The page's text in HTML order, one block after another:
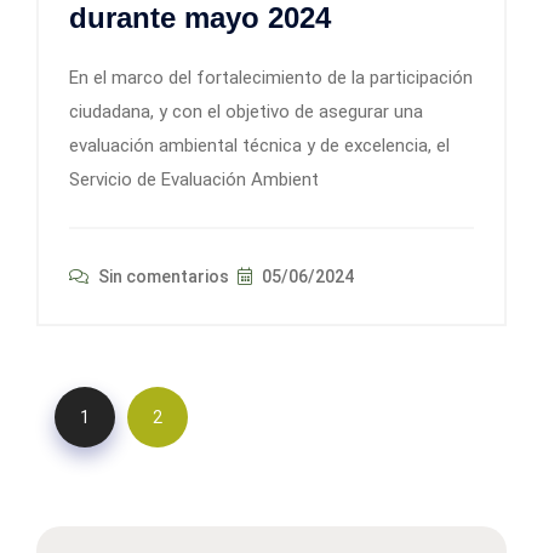
durante mayo 2024
En el marco del fortalecimiento de la participación
ciudadana, y con el objetivo de asegurar una
evaluación ambiental técnica y de excelencia, el
Servicio de Evaluación Ambient
Sin comentarios 05/06/2024
1 2